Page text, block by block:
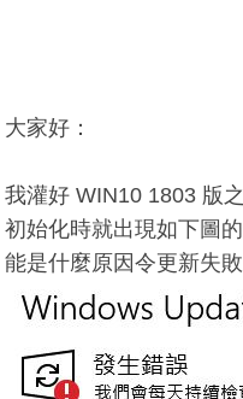
大家好：
我灌好 WIN10 1803 版
初始化時就出現如下圖
能是什麼原因令更新失